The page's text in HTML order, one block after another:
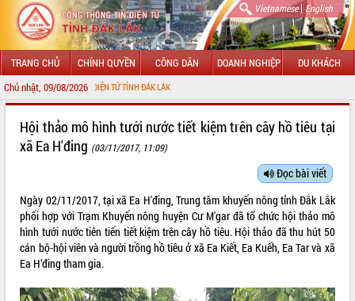
Vietnamese| English
TRANG CHỦ CHÍNH QUYỀN CÔNG DÂN DOANH NGHIỆP DU KHÁCH
Chủ nhật, 09/08/2026
TIN ĐIỆN TỬ TỈNH ĐẮK LẮK
LÃNH ĐẠO UBND TỈNH
SỞ, BAN, NGÀNH
UBND CÁC XÃ, PHƯỜNG
Hội thảo mô hình tưới nước tiết kiệm trên cây hồ tiêu tại
xã Ea H'đing (03/11/2017, 11:09)
Đọc bài viết
Ngày 02/11/2017, tại xã Ea H'đing, Trung tâm khuyến nông tỉnh Đắk Lắk
phối hợp với Trạm Khuyến nông huyện Cư M'gar đã tổ chức hội thảo mô
hình tưới nước tiên tiến tiết kiệm trên cây hồ tiêu. Hội thảo đã thu hút 50
cán bộ-hội viên và người trồng hồ tiêu ở xã Ea Kiết, Ea Kuếh, Ea Tar và xã
Ea H’đing tham gia.